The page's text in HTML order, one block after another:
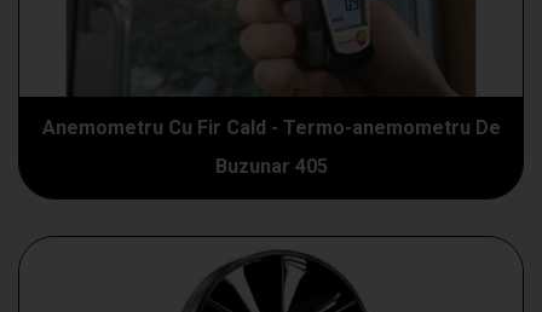
Anemometru Cu Fir Cald - Termo-anemometru De
Buzunar 405